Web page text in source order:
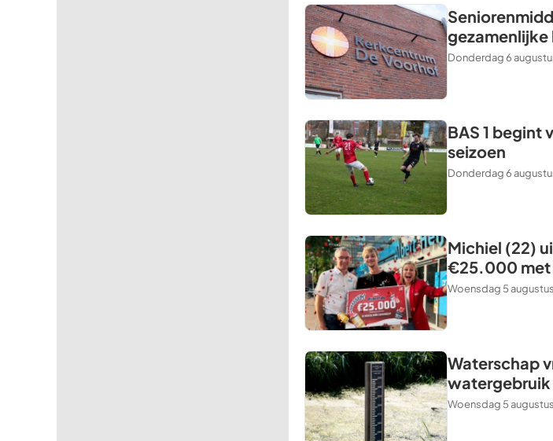
gezamenlijke
Donderdag 6
BAS 1 begint
seizoen
Donderdag 6
Michiel (22)
€25.000 met
Woensdag 5
Waterschap
watergebruik
Woensdag 5